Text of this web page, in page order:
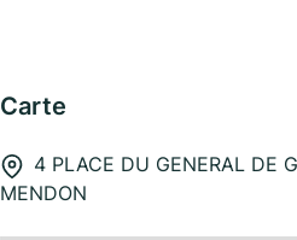
Carte
4 PLACE DU GENERAL DE
MENDON